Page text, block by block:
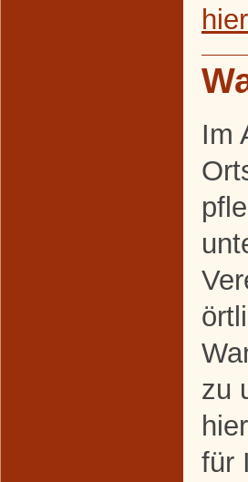
Im
zu
für